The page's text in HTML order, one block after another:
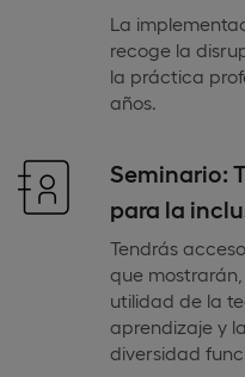
La
recoge la
la práctica
años.
Seminario:
para la
Tendrás
que
utilidad de la
aprendizaje y
diversidad